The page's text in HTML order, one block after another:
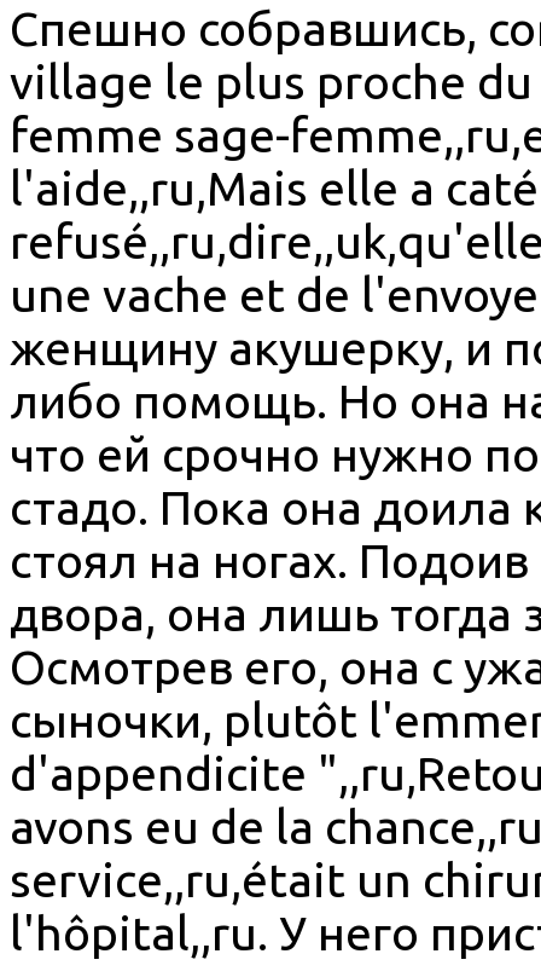
Спешно собравшись,
village le plus proche
femme sage-
l'aide,,ru,Mais elle a
une vache et de
женщину акушерку, и
либо помощь. Но она
что ей срочно нужно
стадо. Пока она доила
стоял на ногах.
двора, она лишь
Осмотрев его, она с
сыночки, plutôt
d'appendicite
avons eu de la
service,,ru,était un
l'hôpital,,ru. У него